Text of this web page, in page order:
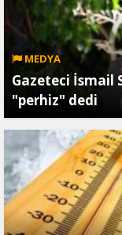
MEDYA
Gazeteci İsmail
"perhiz" dedi